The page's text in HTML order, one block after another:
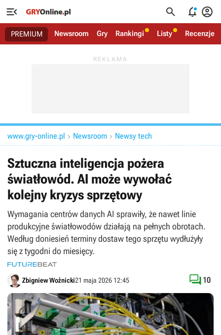
   
PREMIUM Newsroom Gry Rankingi Listy Recenzje
www.gry-online.pl  Newsroom  Newsy tech
Sztuczna inteligencja pożera
światłowód. AI może wywołać
kolejny kryzys sprzętowy
Wymagania centrów danych AI sprawiły, że nawet linie
produkcyjne światłowodów działają na pełnych obrotach.
Według doniesień terminy dostaw tego sprzętu wydłużyły
się z tygodni do miesięcy.
Zbigniew Woźnicki21 maja 2026 12:45  10